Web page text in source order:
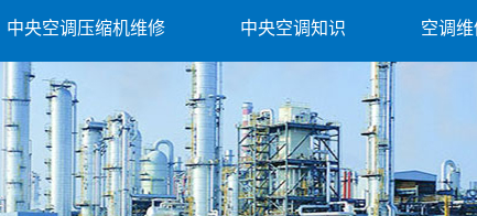
中央空调压缩机维修 中央空调知识 空调维